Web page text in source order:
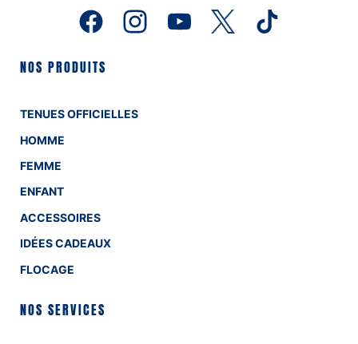
NOS PRODUITS
TENUES OFFICIELLES
HOMME
FEMME
ENFANT
ACCESSOIRES
IDÉES CADEAUX
FLOCAGE
NOS SERVICES